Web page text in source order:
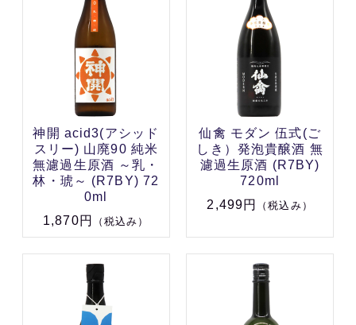
神開 acid3(アシッド
スリー) 山廃90 純米
無濾過生原酒 ～乳・
林・琥～ (R7BY) 72
0ml
1,870円
（税込み）
仙禽 モダン 伍式(ご
しき）発泡貴醸酒 無
濾過生原酒 (R7BY)
720ml
2,499円
（税込み）